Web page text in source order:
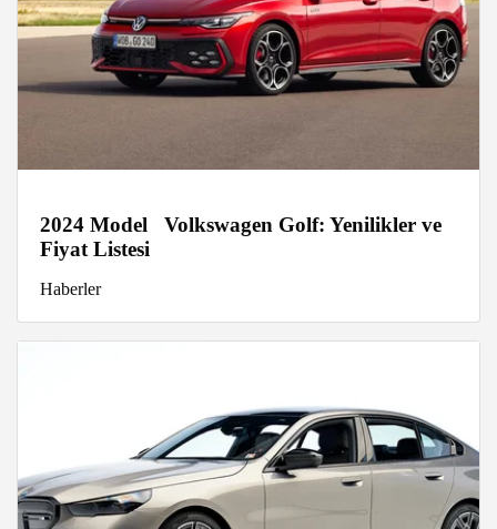
2024 Model Volkswagen Golf: Yenilikler ve
Fiyat Listesi
Haberler